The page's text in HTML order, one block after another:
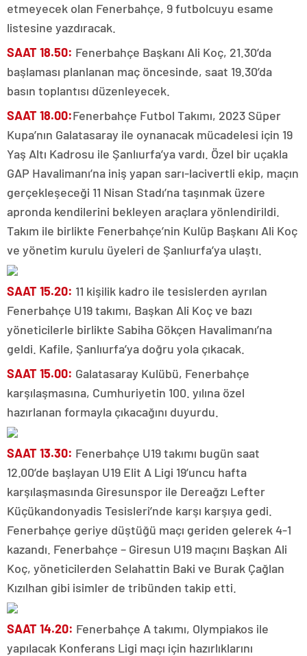
etmeyecek olan Fenerbahçe, 9 futbolcuyu esame
listesine yazdıracak.
SAAT 18.50: Fenerbahçe Başkanı Ali Koç, 21.30’da
başlaması planlanan maç öncesinde, saat 19.30’da
basın toplantısı düzenleyecek.
SAAT 18.00:Fenerbahçe Futbol Takımı, 2023 Süper
Kupa’nın Galatasaray ile oynanacak mücadelesi için 19
Yaş Altı Kadrosu ile Şanlıurfa’ya vardı. Özel bir uçakla
GAP Havalimanı’na iniş yapan sarı-lacivertli ekip, maçın
gerçekleşeceği 11 Nisan Stadı’na taşınmak üzere
apronda kendilerini bekleyen araçlara yönlendirildi.
Takım ile birlikte Fenerbahçe’nin Kulüp Başkanı Ali Koç
ve yönetim kurulu üyeleri de Şanlıurfa’ya ulaştı.
SAAT 15.20: 11 kişilik kadro ile tesislerden ayrılan
Fenerbahçe U19 takımı, Başkan Ali Koç ve bazı
yöneticilerle birlikte Sabiha Gökçen Havalimanı’na
geldi. Kafile, Şanlıurfa’ya doğru yola çıkacak.
SAAT 15.00: Galatasaray Kulübü, Fenerbahçe
karşılaşmasına, Cumhuriyetin 100. yılına özel
hazırlanan formayla çıkacağını duyurdu.
SAAT 13.30: Fenerbahçe U19 takımı bugün saat
12.00’de başlayan U19 Elit A Ligi 19’uncu hafta
karşılaşmasında Giresunspor ile Dereağzı Lefter
Küçükandonyadis Tesisleri’nde karşı karşıya gedi.
Fenerbahçe geriye düştüğü maçı geriden gelerek 4-1
kazandı. Fenerbahçe – Giresun U19 maçını Başkan Ali
Koç, yöneticilerden Selahattin Baki ve Burak Çağlan
Kızılhan gibi isimler de tribünden takip etti.
SAAT 14.20: Fenerbahçe A takımı, Olympiakos ile
yapılacak Konferans Ligi maçı için hazırlıklarını